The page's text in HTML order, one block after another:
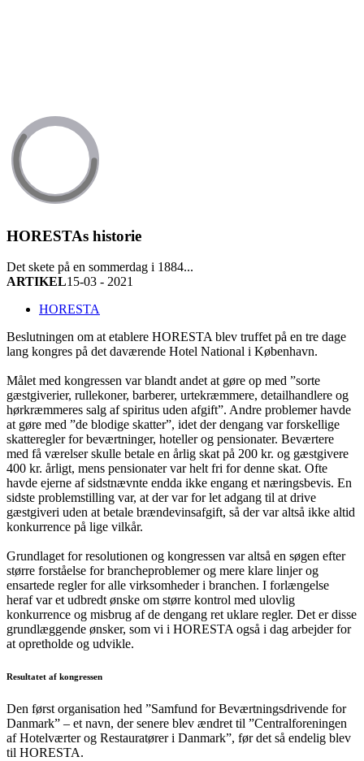
HORESTAs historie
Det skete på en sommerdag i 1884...
ARTIKEL15-03 - 2021
HORESTA
Beslutningen om at etablere HORESTA blev truffet på en tre dage
lang kongres på det daværende Hotel National i København.
Målet med kongressen var blandt andet at gøre op med ”sorte
gæstgiverier, rullekoner, barberer, urtekræmmere, detailhandlere og
hørkræmmeres salg af spiritus uden afgift”. Andre problemer havde
at gøre med ”de blodige skatter”, idet der dengang var forskellige
skatteregler for beværtninger, hoteller og pensionater. Beværtere
med få værelser skulle betale en årlig skat på 200 kr. og gæstgivere
400 kr. årligt, mens pensionater var helt fri for denne skat. Ofte
havde ejerne af sidstnævnte endda ikke engang et næringsbevis. En
sidste problemstilling var, at der var for let adgang til at drive
gæstgiveri uden at betale brændevinsafgift, så der var altså ikke altid
konkurrence på lige vilkår.
Grundlaget for resolutionen og kongressen var altså en søgen efter
større forståelse for brancheproblemer og mere klare linjer og
ensartede regler for alle virksomheder i branchen. I forlængelse
heraf var et udbredt ønske om større kontrol med ulovlig
konkurrence og misbrug af de dengang ret uklare regler. Det er disse
grundlæggende ønsker, som vi i HORESTA også i dag arbejder for
at opretholde og udvikle.
Resultatet af kongressen
Den først organisation hed ”Samfund for Beværtningsdrivende for
Danmark” – et navn, der senere blev ændret til ”Centralforeningen
af Hotelværter og Restauratører i Danmark”, før det så endelig blev
til HORESTA.